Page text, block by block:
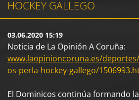
HOCKEY GALLEGO
03.06.2020 15:19
Noticia de La Opinión A Coruña:
www.laopinioncoruna.es/
os-perla-hockey-gallego/
El Dominicos continúa formando